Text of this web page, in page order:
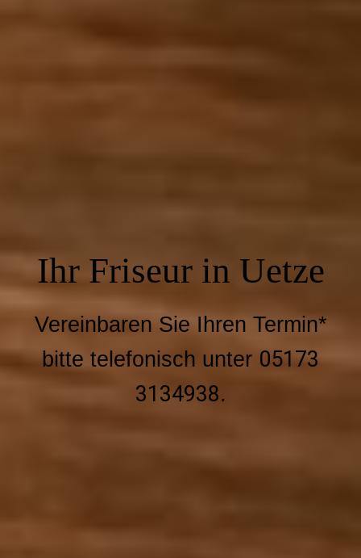
Ihr Friseur in Uetze
Vereinbaren Sie Ihren Termin*
bitte telefonisch unter 05173
3134938.